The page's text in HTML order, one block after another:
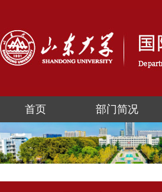
首页 部门简况